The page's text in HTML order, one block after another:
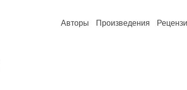
Авторы Произведения